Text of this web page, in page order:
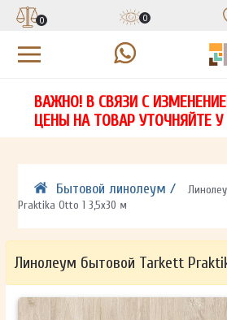
НА
СВЯЖЕТСЯ С ВАМИ В
ЗАПОЛНИТЕ ФОРМУ И
СВЯЖЕТСЯ С ВАМИ В
ОТПРАВИТЬ
ЗАПОЛНИТЕ ФОРМУ И
СВЯЖЕТСЯ С ВАМИ В
ОТПРАВИТЬ
0 0
ВАЖНО! В СВЯЗИ С
ЦЕНЫ НА ТОВАР УТОЧНЯЙТЕ
Бытовой линолеум /
Praktika Otto 1 3,5х30 м
Линолеум бытовой Tarkett